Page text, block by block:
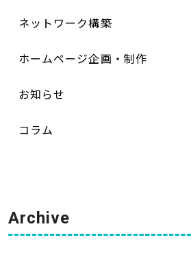
ネットワーク構築
ホームページ企画・制作
お知らせ
コラム
Archive